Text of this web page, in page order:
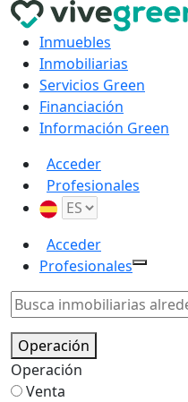
Inmuebles
Inmobiliarias
Servicios Green
Financiación
Información Green
Acceder
Profesionales
Acceder
Profesionales
Operación
Operación
Venta